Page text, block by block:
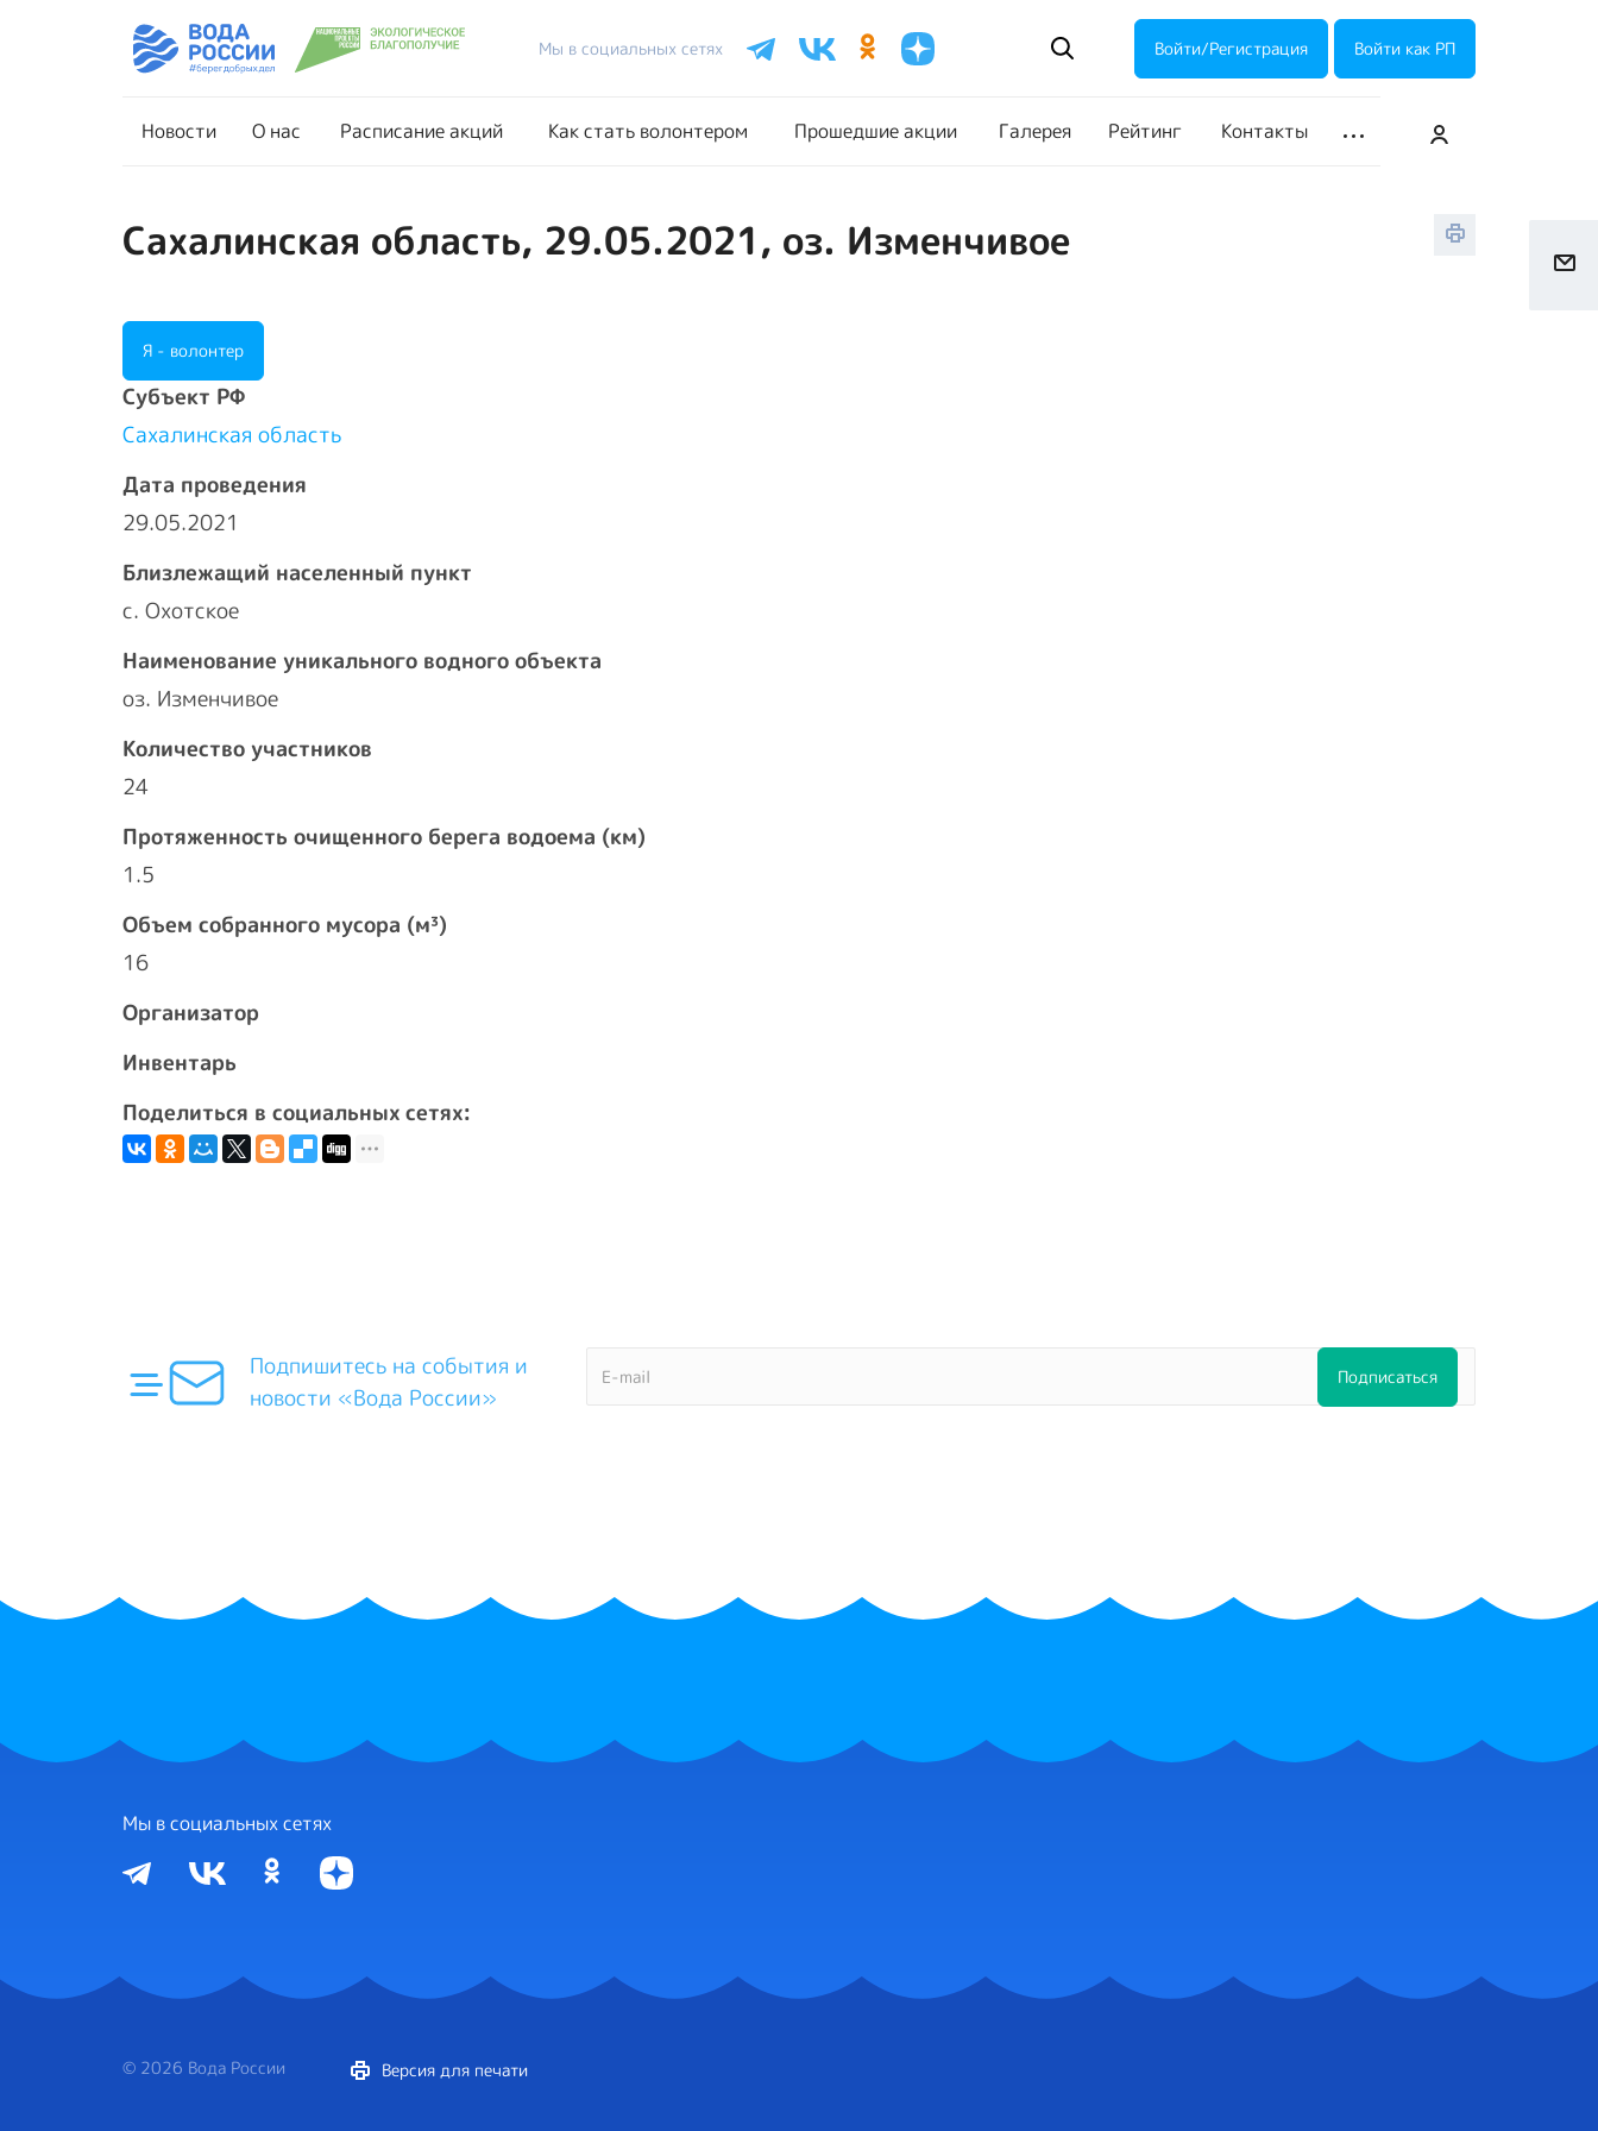
Мы в социальных сетях Войти/Регистрация Войти как РП
Новости О нас Расписание акций Как стать волонтером Прошедшие акции Галерея Рейтинг Контакты
Новости О нас Как стать волонтером Прошедшие акции
Сахалинская область, 29.05.2021, оз. Изменчивое
Я - волонтер
Cубъект РФ
Сахалинская область
Дата проведения
29.05.2021
Близлежащий населенный пункт
с. Охотское
Наименование уникального водного объекта
оз. Изменчивое
Количество участников
24
Протяженность очищенного берега водоема (км)
1.5
Объем собранного мусора (м³)
16
Организатор
Инвентарь
Поделиться в социальных сетях:
Подпишитесь на события и
новости «Вода России»
Мы в социальных сетях
© 2026 Вода России Версия для печати